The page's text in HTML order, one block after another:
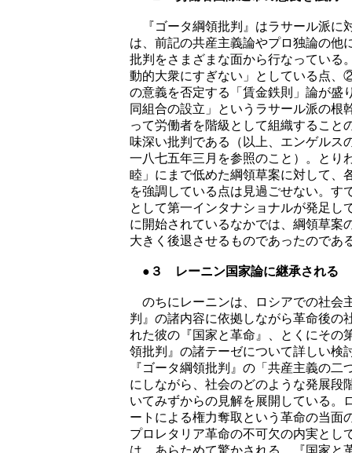
『ゴータ綱領批判』はラサール派に
は、前記の共産主義論やプロ独論の他
批判をさまざまな面から行なってい
動的大衆にすぎない」としている点
の意義を否定する「賃金鉄則」論が
同組合の設立」というラサール派の
って労働者を階級として組織すること
味深い批判である（以上、エンゲルス
一八七五年三月を参照のこと）。とり
睦」にまで低めた綱領草案に対して、
を強調している点は見過ごせない。す
として第一インタナショナルが発足し
に開始されているなかでは、綱領草案
大きく後退させるものであったのであ
●３ レーニン国家論に継承される
のちにレーニンは、ロシアでの社会
判』の諸内容に依拠しながら革命後の
れた彼の『国家と革命』、とくにその
領批判』の諸テーゼについて詳しい検
『ゴータ綱領批判』の「共産主義の
にしながら、社会のどのような発展段
いてみずからの見解を展開している。
ートによる権力奪取という革命の当面
プロレタリア革命の不可欠の内実とし
は、あらためて驚かされる。『国家と